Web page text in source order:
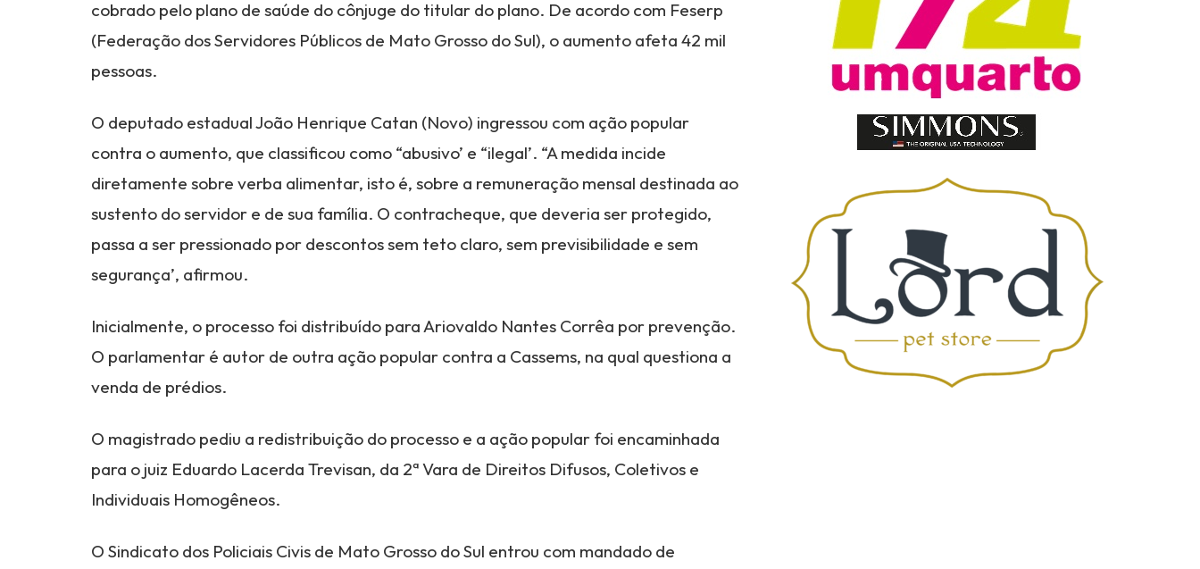
cobrado pelo plano de saúde do cônjuge do titular do plano. De acordo com Feserp
(Federação dos Servidores Públicos de Mato Grosso do Sul), o aumento afeta 42 mil
pessoas.
O deputado estadual João Henrique Catan (Novo) ingressou com ação popular
contra o aumento, que classificou como “abusivo’ e “ilegal’. “A medida incide
diretamente sobre verba alimentar, isto é, sobre a remuneração mensal destinada ao
sustento do servidor e de sua família. O contracheque, que deveria ser protegido,
passa a ser pressionado por descontos sem teto claro, sem previsibilidade e sem
segurança’, afirmou.
Inicialmente, o processo foi distribuído para Ariovaldo Nantes Corrêa por prevenção.
O parlamentar é autor de outra ação popular contra a Cassems, na qual questiona a
venda de prédios.
O magistrado pediu a redistribuição do processo e a ação popular foi encaminhada
para o juiz Eduardo Lacerda Trevisan, da 2ª Vara de Direitos Difusos, Coletivos e
Individuais Homogêneos.
O Sindicato dos Policiais Civis de Mato Grosso do Sul entrou com mandado de